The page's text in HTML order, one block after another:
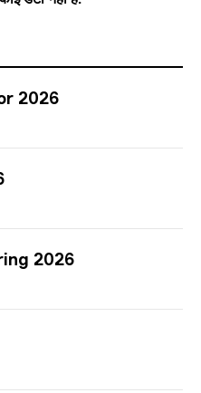
2026
2026